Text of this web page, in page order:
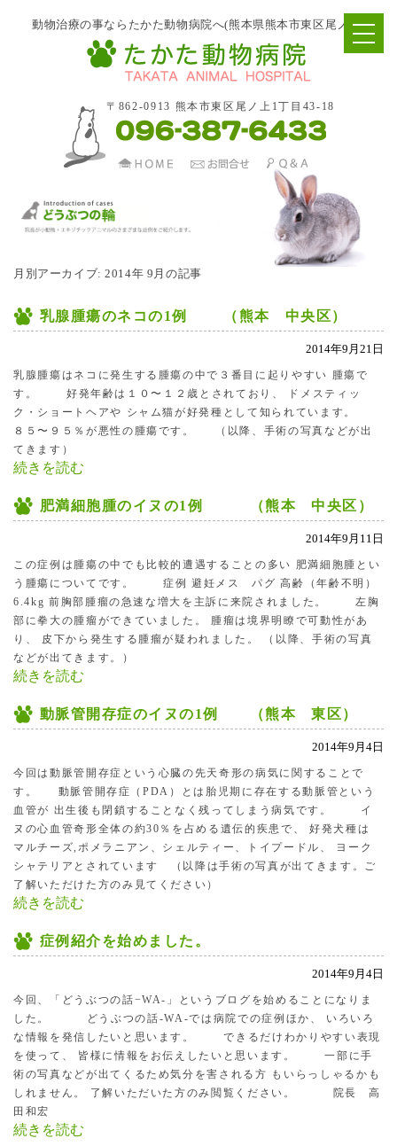
動物治療の事ならたかた動物病院へ(熊本県熊本市東区尾ノ上)
〒862-0913 熊本市東区尾ノ上1丁目43-18
月別アーカイブ:2014年 9月の記事
乳腺腫瘍のネコの1例 （熊本 中央区）
2014年9月21日
乳腺腫瘍はネコに発生する腫瘍の中で３番目に起りやすい 腫瘍で
す。 好発年齢は１０〜１２歳とされており、 ドメスティッ
ク・ショートヘアや シャム猫が好発種として知られています。
８５〜９５％が悪性の腫瘍です。 （以降、手術の写真などが出
てきます）
続きを読む
肥満細胞腫のイヌの1例 （熊本 中央区）
2014年9月11日
この症例は腫瘍の中でも比較的遭遇することの多い 肥満細胞腫とい
う腫瘍についてです。 症例 避妊メス パグ 高齢（年齢不明）
6.4kg 前胸部腫瘤の急速な増大を主訴に来院されました。 左胸
部に拳大の腫瘤ができていました。 腫瘤は境界明瞭で可動性があ
り、 皮下から発生する腫瘤が疑われました。 （以降、手術の写真
などが出てきます。）
続きを読む
動脈管開存症のイヌの1例 （熊本 東区）
2014年9月4日
今回は動脈管開存症という心臓の先天奇形の病気に関することで
す。 動脈管開存症（PDA）とは胎児期に存在する動脈管という
血管が 出生後も閉鎖することなく残ってしまう病気です。 イ
ヌの心血管奇形全体の約30％を占める遺伝的疾患で、 好発犬種は
マルチーズ,ポメラニアン、シェルティー、トイプードル、 ヨーク
シャテリアとされています （以降は手術の写真が出てきます。ご
了解いただけた方のみ見てください）
続きを読む
症例紹介を始めました。
2014年9月4日
今回、「どうぶつの話−WA-」というブログを始めることになりま
した。 どうぶつの話-WA-では病院での症例ほか、 いろいろ
な情報を発信したいと思います。 できるだけわかりやすい表現
を使って、 皆様に情報をお伝えしたいと思います。 一部に手
術の写真などが出てくるため気分を害される方 もいらっしゃるかも
しれません。 了解いただいた方のみ閲覧ください。 院長 高
田和宏
続きを読む